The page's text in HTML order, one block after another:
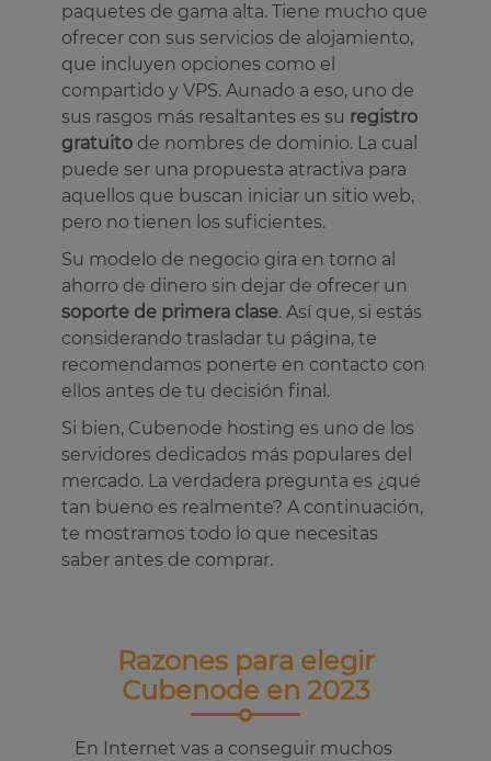
paquetes de gama alta. Tiene mucho que
ofrecer con sus servicios de alojamiento,
que incluyen opciones como el
compartido y VPS. Aunado a eso, uno de
sus rasgos más resaltantes es su registro
gratuito de nombres de dominio. La cual
puede ser una propuesta atractiva para
aquellos que buscan iniciar un sitio web,
pero no tienen los suficientes.
Su modelo de negocio gira en torno al
ahorro de dinero sin dejar de ofrecer un
soporte de primera clase. Así que, si estás
considerando trasladar tu página, te
recomendamos ponerte en contacto con
ellos antes de tu decisión final.
Si bien, Cubenode hosting es uno de los
servidores dedicados más populares del
mercado. La verdadera pregunta es ¿qué
tan bueno es realmente? A continuación,
te mostramos todo lo que necesitas
saber antes de comprar.
Razones para elegir
Cubenode en 2023
En Internet vas a conseguir muchos